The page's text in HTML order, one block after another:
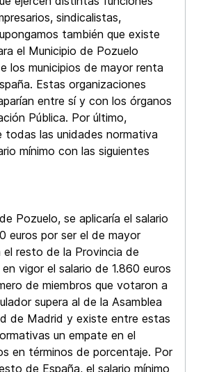
sindicalistas,
también que existe
el Municipio de Pozuelo
los municipios de mayor renta
Estas organizaciones
entre sí y con los órganos
Pública. Por último,
todas las unidades normativa
mínimo con las siguientes
Pozuelo, se aplicaría el salario
euros por ser el de mayor
el resto de la Provincia de
vigor el salario de 1.860 euros
de miembros que votaron a
supera al de la Asamblea
de Madrid y existe entre estas
un empate en el
en términos de porcentaje. Por
de España, el salario mínimo